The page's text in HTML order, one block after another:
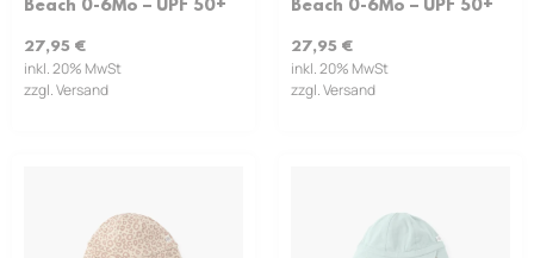
Beach 0-6Mo – UPF 50+
27,95 €
inkl. 20% MwSt
zzgl. Versand
Beach 0-6Mo – UPF 50+
27,95 €
inkl. 20% MwSt
zzgl. Versand